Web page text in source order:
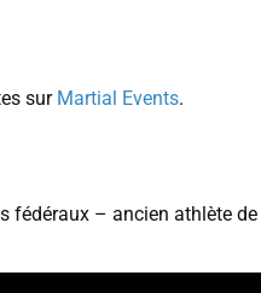
sur Martial Events.
fédéraux – ancien athlète